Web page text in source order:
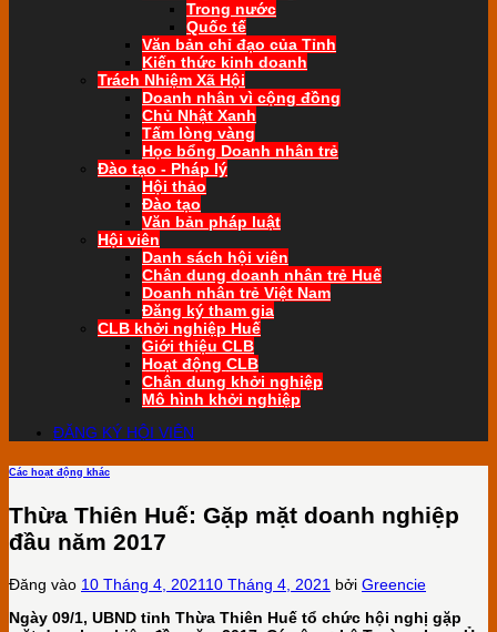
Trong nước
Quốc tế
Văn bản chỉ đạo của Tỉnh
Kiến thức kinh doanh
Trách Nhiệm Xã Hội
Doanh nhân vì cộng đồng
Chủ Nhật Xanh
Tấm lòng vàng
Học bổng Doanh nhân trẻ
Đào tạo - Pháp lý
Hội thảo
Đào tạo
Văn bản pháp luật
Hội viên
Danh sách hội viên
Chân dung doanh nhân trẻ Huế
Doanh nhân trẻ Việt Nam
Đăng ký tham gia
CLB khởi nghiệp Huế
Giới thiệu CLB
Hoạt động CLB
Chân dung khởi nghiệp
Mô hình khởi nghiệp
ĐĂNG KÝ HỘI VIÊN
Các hoạt động khác
Thừa Thiên Huế: Gặp mặt doanh nghiệp
đầu năm 2017
Đăng vào 10 Tháng 4, 202110 Tháng 4, 2021 bởi Greencie
Ngày 09/1, UBND tỉnh Thừa Thiên Huế tổ chức hội nghị gặp